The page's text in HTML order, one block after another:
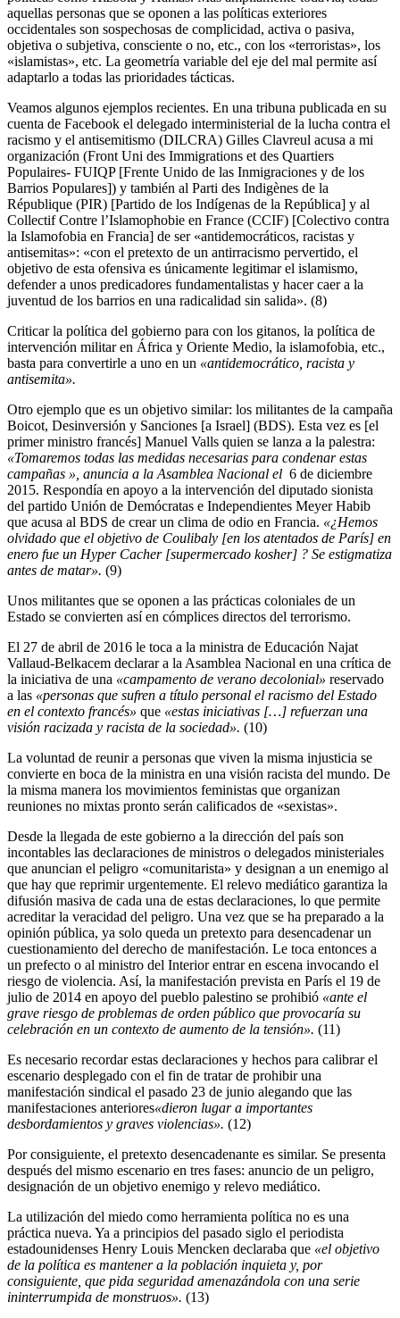
aquellas personas que se oponen a las políticas exteriores
occidentales son sospechosas de complicidad, activa o pasiva,
objetiva o subjetiva, consciente o no, etc., con los «terroristas», los
«islamistas», etc. La geometría variable del eje del mal permite así
adaptarlo a todas las prioridades tácticas.
Veamos algunos ejemplos recientes. En una tribuna publicada en su
cuenta de Facebook el delegado interministerial de la lucha contra el
racismo y el antisemitismo (DILCRA) Gilles Clavreul acusa a mi
organización (Front Uni des Immigrations et des Quartiers
Populaires- FUIQP [Frente Unido de las Inmigraciones y de los
Barrios Populares]) y también al Parti des Indigènes de la
République (PIR) [Partido de los Indígenas de la República] y al
Collectif Contre l’Islamophobie en France (CCIF) [Colectivo contra
la Islamofobia en Francia] de ser «antidemocráticos, racistas y
antisemitas»: «con el pretexto de un antirracismo pervertido, el
objetivo de esta ofensiva es únicamente legitimar el islamismo,
defender a unos predicadores fundamentalistas y hacer caer a la
juventud de los barrios en una radicalidad sin salida». (8)
Criticar la política del gobierno para con los gitanos, la política de
intervención militar en África y Oriente Medio, la islamofobia, etc.,
basta para convertirle a uno en un «antidemocrático, racista y
antisemita».
Otro ejemplo que es un objetivo similar: los militantes de la campaña
Boicot, Desinversión y Sanciones [a Israel] (BDS). Esta vez es [el
primer ministro francés] Manuel Valls quien se lanza a la palestra:
«Tomaremos todas las medidas necesarias para condenar estas
campañas », anuncia a la Asamblea Nacional el 6 de diciembre
2015. Respondía en apoyo a la intervención del diputado sionista
del partido Unión de Demócratas e Independientes Meyer Habib
que acusa al BDS de crear un clima de odio en Francia. «¿Hemos
olvidado que el objetivo de Coulibaly [en los atentados de París] en
enero fue un Hyper Cacher[supermercado kosher] ? Se estigmatiza
antes de matar». (9)
Unos militantes que se oponen a las prácticas coloniales de un
Estado se convierten así en cómplices directos del terrorismo.
El 27 de abril de 2016 le toca a la ministra de Educación Najat
Vallaud-Belkacem declarar a la Asamblea Nacional en una crítica de
la iniciativa de una «campamento de verano decolonial» reservado
a las «personas que sufren a título personal el racismo del Estado
en el contexto francés» que «estas iniciativas […] refuerzan una
visión racizada y racista de la sociedad». (10)
La voluntad de reunir a personas que viven la misma injusticia se
convierte en boca de la ministra en una visión racista del mundo. De
la misma manera los movimientos feministas que organizan
reuniones no mixtas pronto serán calificados de «sexistas».
Desde la llegada de este gobierno a la dirección del país son
incontables las declaraciones de ministros o delegados ministeriales
que anuncian el peligro «comunitarista» y designan a un enemigo al
que hay que reprimir urgentemente. El relevo mediático garantiza la
difusión masiva de cada una de estas declaraciones, lo que permite
acreditar la veracidad del peligro. Una vez que se ha preparado a la
opinión pública, ya solo queda un pretexto para desencadenar un
cuestionamiento del derecho de manifestación. Le toca entonces a
un prefecto o al ministro del Interior entrar en escena invocando el
riesgo de violencia. Así, la manifestación prevista en París el 19 de
julio de 2014 en apoyo del pueblo palestino se prohibió «ante el
grave riesgo de problemas de orden público que provocaría su
celebración en un contexto de aumento de la tensión». (11)
Es necesario recordar estas declaraciones y hechos para calibrar el
escenario desplegado con el fin de tratar de prohibir una
manifestación sindical el pasado 23 de junio alegando que las
manifestaciones anteriores«dieron lugar a importantes
desbordamientos y graves violencias». (12)
Por consiguiente, el pretexto desencadenante es similar. Se presenta
después del mismo escenario en tres fases: anuncio de un peligro,
designación de un objetivo enemigo y relevo mediático.
La utilización del miedo como herramienta política no es una
práctica nueva. Ya a principios del pasado siglo el periodista
estadounidenses Henry Louis Mencken declaraba que «el objetivo
de la política es mantener a la población inquieta y, por
consiguiente, que pida seguridad amenazándola con una serie
ininterrumpida de monstruos». (13)